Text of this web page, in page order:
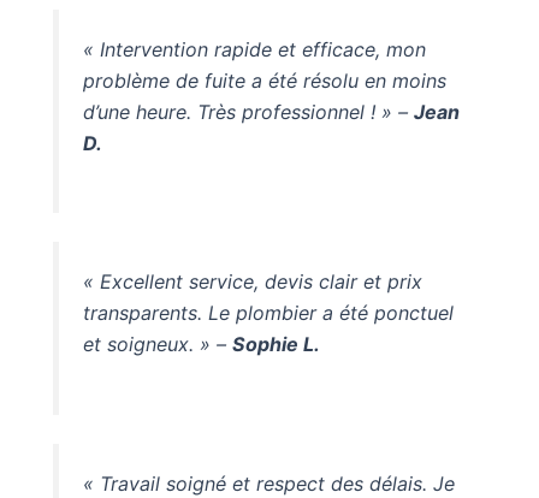
« Intervention rapide et efficace, mon
problème de fuite a été résolu en moins
d’une heure. Très professionnel ! » –Jean
D.
« Excellent service, devis clair et prix
transparents. Le plombier a été ponctuel
et soigneux. » –Sophie L.
« Travail soigné et respect des délais. Je